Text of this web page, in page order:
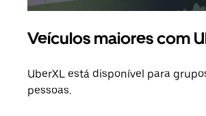
Veículos maiores com
UberXL está disponível para
pessoas.